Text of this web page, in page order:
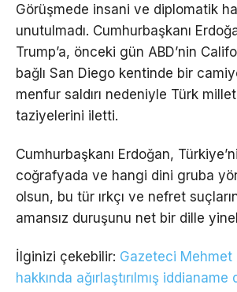
Görüşmede insani ve diplomatik
unutulmadı. Cumhurbaşkanı
Trump’a, önceki gün ABD’nin
bağlı San Diego kentinde bir
menfur saldırı nedeniyle Türk
taziyelerini iletti.
Cumhurbaşkanı Erdoğan,
coğrafyada ve hangi dini gruba
olsun, bu tür ırkçı ve nefret
amansız duruşunu net bir dille
İlginizi çekebilir: Gazeteci Mehmet
hakkında ağırlaştırılmış